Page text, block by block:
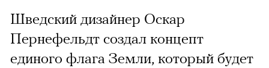
Шведский дизайнер Оскар
Пернефельдт создал концепт
единого флага Земли, который будет